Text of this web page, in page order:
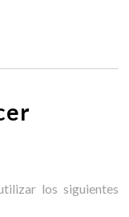
los siguientes